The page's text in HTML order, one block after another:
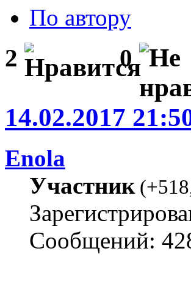
По автору
2 0
14.02.2017
Enola
Участник(+518
Сообщений: